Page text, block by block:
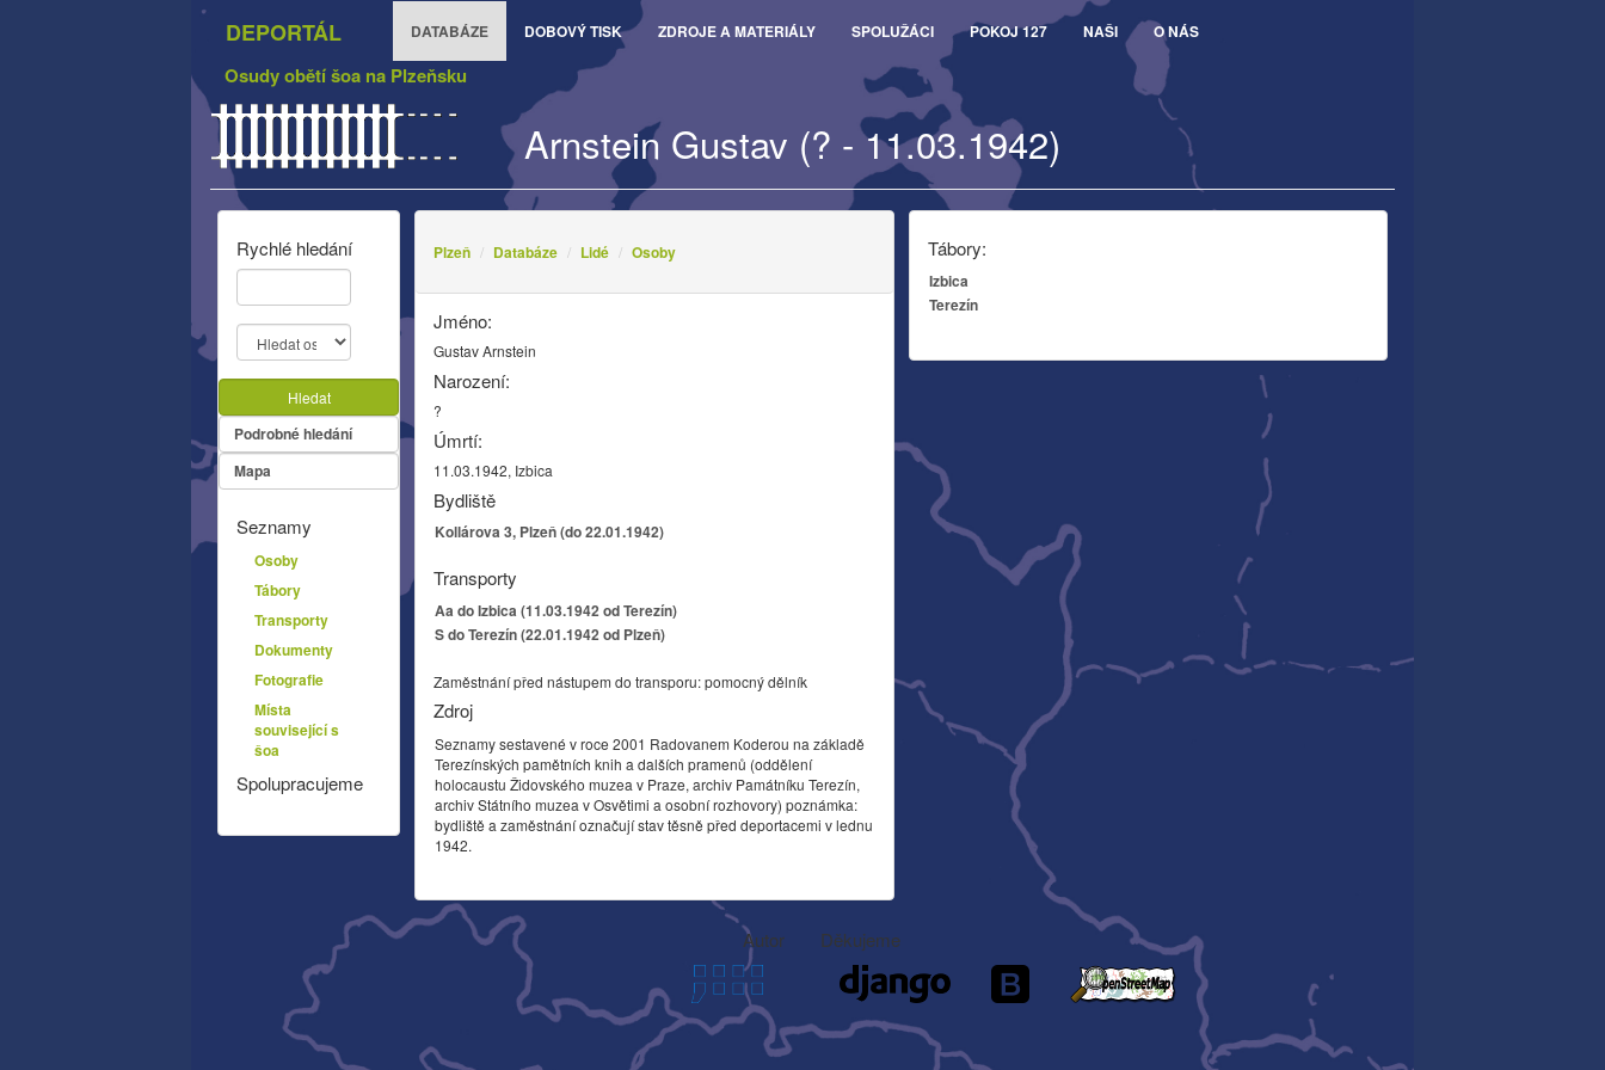
DEPORTÁL DATABÁZE DOBOVÝ TISK ZDROJE A MATERIÁLY SPOLUŽÁCI POKOJ 127 NAŠI O NÁS
Osudy obětí šoa na Plzeňsku
Arnstein Gustav (? - 11.03.1942)
Tábory:
Izbica
Terezín
Plzeň Databáze Lidé Osoby
Jméno:
Gustav Arnstein
Narození:
?
Úmrtí:
11.03.1942, Izbica
Bydliště
Kollárova 3, Plzeň (do 22.01.1942)
Transporty
Aa do Izbica (11.03.1942 od Terezín)
S do Terezín (22.01.1942 od Plzeň)
Zaměstnání před nástupem do transporu: pomocný dělník
Zdroj
Seznamy sestavené v roce 2001 Radovanem Koderou na základě
Terezínských pamětních knih a dalších pramenů (oddělení
holocaustu Židovského muzea v Praze, archiv Památníku Terezín,
archiv Státního muzea v Osvětimi a osobní rozhovory) poznámka:
bydliště a zaměstnání označují stav těsně před deportacemi v lednu
1942.
Rychlé hledání
Hledat
Podrobné hledání
Mapa
Seznamy
Osoby
Tábory
Transporty
Dokumenty
Fotografie
Místa
související s
šoa
Spolupracujeme
Autor Děkujeme